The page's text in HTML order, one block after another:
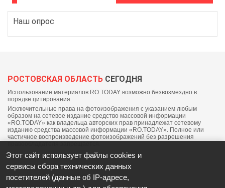
Наш опрос
РОСТОВСКАЯ ОБЛАСТЬ СЕГОДНЯ
Использование материалов RO.TODAY возможно безвозмездно в
порядке цитирования
Исключительные права на фотоизображения с указанием любым
образом на сетевое издание средство массовой информации
«RO.TODAY» как владельца авторских прав принадлежат сетевому
изданию средства массовой информации «RO.TODAY». Полное или
частичное воспроизведение фотоизображений без разрешения
Этот сайт использует файлы cookies и
сервисы сбора технических данных
посетителей (данные об IP-адресе,